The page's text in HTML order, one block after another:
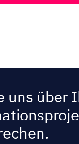
uns über